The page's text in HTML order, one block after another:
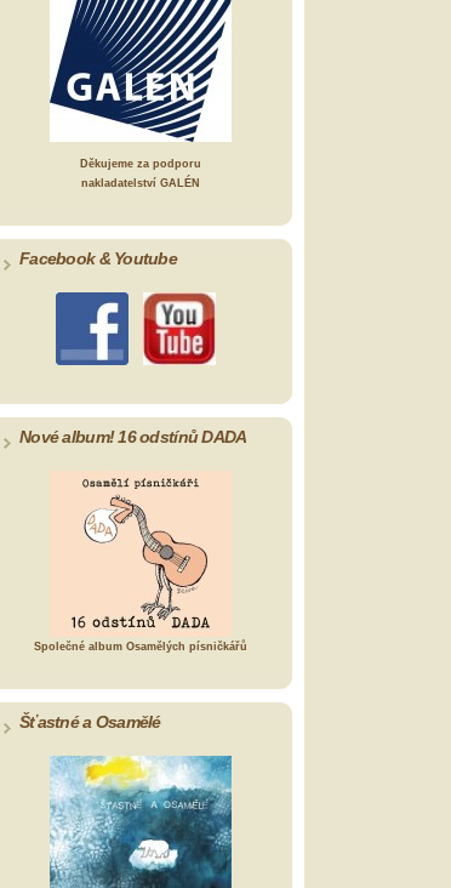
Děkujeme za podporu
nakladatelství GALÉN
Facebook & Youtube
Nové album! 16 odstínů DADA
Společné album Osamělých písničkářů
Šťastné a Osamělé